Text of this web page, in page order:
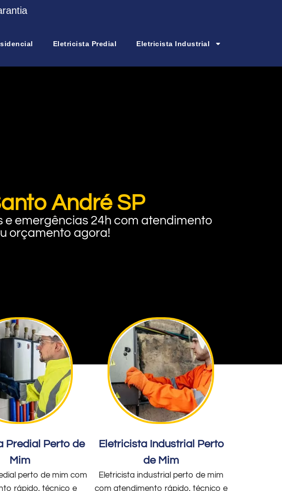
Eletricista Predial Eletricista Industrial
André SP
e emergências 24h com atendimento
orçamento agora!
Predial Perto de
Mim
perto de mim com
rápido, técnico e
Eletricista Industrial Perto
de Mim
Eletricista industrial perto de mim
com atendimento rápido, técnico e